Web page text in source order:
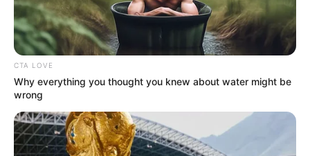
CTA LOVE
Why everything you thought you knew about water might be
wrong